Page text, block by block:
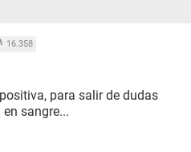
16.358
para salir de dudas
sangre...